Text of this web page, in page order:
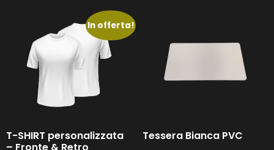
In offerta!
T-SHIRT personalizzata
Tessera Bianca PVC